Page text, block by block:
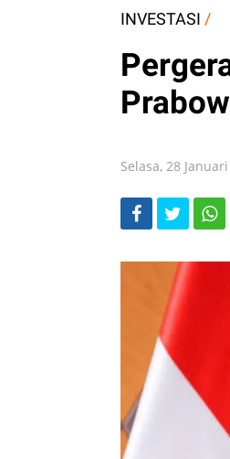
INVESTASI /
Selasa, 28